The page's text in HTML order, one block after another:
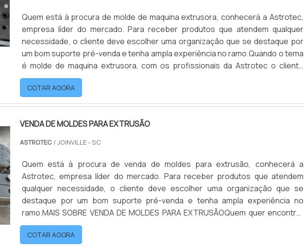
Quem está à procura de molde de maquina extrusora, conhecerá a Astrotec,
empresa líder do mercado. Para receber produtos que atendem qualquer
necessidade, o cliente deve escolher uma organização que se destaque por
um bom suporte pré-venda e tenha ampla experiência no ramo.Quando o tema
é molde de maquina extrusora, com os profissionais da Astrotec o cliente
encontrará proteção e suporte personalizado via WhatsApp.MAIS
INFORMAÇÕES SOBRE...
COTAR AGORA
VENDA DE MOLDES PARA EXTRUSÃO
ASTROTEC / JOINVILLE - SC
Quem está à procura de venda de moldes para extrusão, conhecerá a
Astrotec, empresa líder do mercado. Para receber produtos que atendem
qualquer necessidade, o cliente deve escolher uma organização que se
destaque por um bom suporte pré-venda e tenha ampla experiência no
ramo.MAIS SOBRE VENDA DE MOLDES PARA EXTRUSÃOQuem quer encontrar
venda de moldes para extrusão em uma empresa responsável, descobre a
Astrotec. É possível encontrar mol...
COTAR AGORA